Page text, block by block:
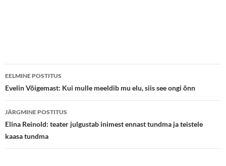
Postituste
töölaud
EELMINE POSTITUS
Evelin Võigemast: Kui mulle meeldib mu elu, siis see ongi õnn
JÄRGMINE POSTITUS
Elina Reinold: teater julgustab inimest ennast tundma ja teistele
kaasa tundma